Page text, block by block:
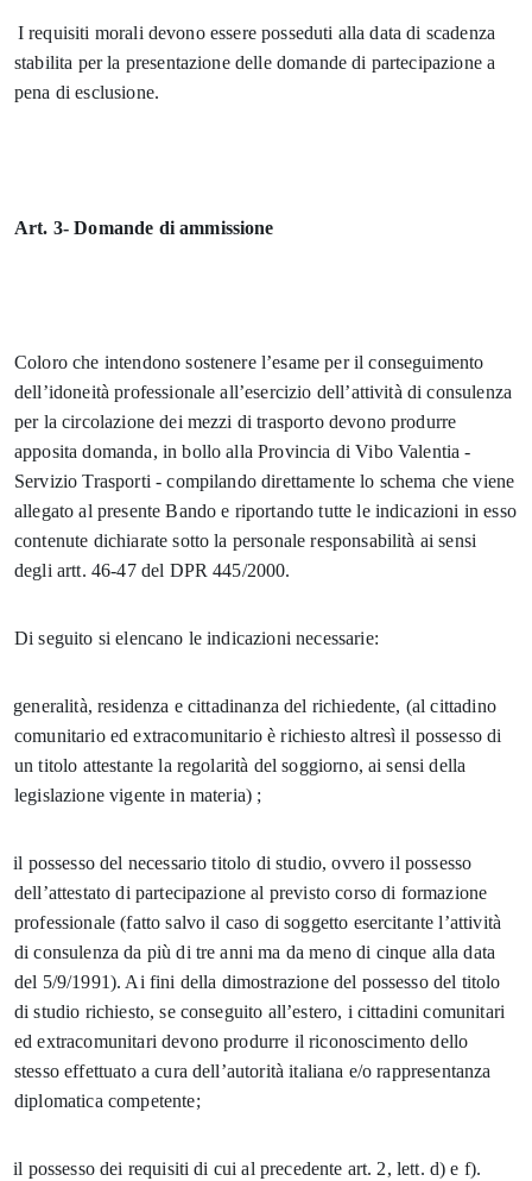
I requisiti morali devono essere posseduti alla data di scadenza
stabilita per la presentazione delle domande di partecipazione a
pena di esclusione.
Art. 3- Domande di ammissione
Coloro che intendono sostenere l’esame per il conseguimento
dell’idoneità professionale all’esercizio dell’attività di consulenza
per la circolazione dei mezzi di trasporto devono produrre
apposita domanda, in bollo alla Provincia di Vibo Valentia -
Servizio Trasporti - compilando direttamente lo schema che viene
allegato al presente Bando e riportando tutte le indicazioni in esso
contenute dichiarate sotto la personale responsabilità ai sensi
degli artt. 46-47 del DPR 445/2000.
Di seguito si elencano le indicazioni necessarie:
generalità, residenza e cittadinanza del richiedente, (al cittadino
comunitario ed extracomunitario è richiesto altresì il possesso di
un titolo attestante la regolarità del soggiorno, ai sensi della
legislazione vigente in materia) ;
il possesso del necessario titolo di studio, ovvero il possesso
dell’attestato di partecipazione al previsto corso di formazione
professionale (fatto salvo il caso di soggetto esercitante l’attività
di consulenza da più di tre anni ma da meno di cinque alla data
del 5/9/1991). Ai fini della dimostrazione del possesso del titolo
di studio richiesto, se conseguito all’estero, i cittadini comunitari
ed extracomunitari devono produrre il riconoscimento dello
stesso effettuato a cura dell’autorità italiana e/o rappresentanza
diplomatica competente;
il possesso dei requisiti di cui al precedente art. 2, lett. d) e f).